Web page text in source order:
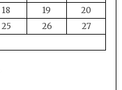
18 19
20
25 26
27